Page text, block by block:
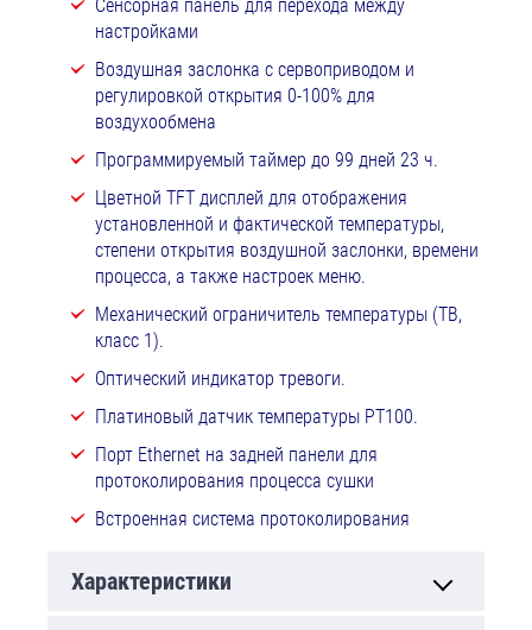
Сенсорная панель для перехода между
настройками
Воздушная заслонка с сервоприводом и
регулировкой открытия 0-100% для
воздухообмена
Программируемый таймер до 99 дней 23 ч.
Цветной TFT дисплей для отображения
установленной и фактической температуры,
степени открытия воздушной заслонки, времени
процесса, а также настроек меню.
Механический ограничитель температуры (ТВ,
класс 1).
Оптический индикатор тревоги.
Платиновый датчик температуры РТ100.
Порт Ethernet на задней панели для
протоколирования процесса сушки
Встроенная система протоколирования
Характеристики